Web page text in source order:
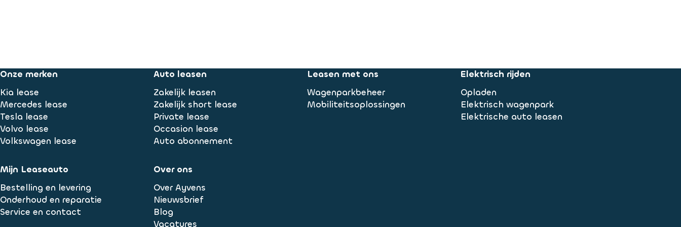
Onze merken
Kia lease
Mercedes lease
Tesla lease
Volvo lease
Volkswagen lease
Auto leasen
Zakelijk leasen
Zakelijk short lease
Private lease
Occasion lease
Auto abonnement
Leasen met ons
Wagenparkbeheer
Mobiliteitsoplossingen
Elektrisch rijden
Opladen
Elektrisch wagenpark
Elektrische auto leasen
Mijn Leaseauto
Bestelling en levering
Onderhoud en reparatie
Service en contact
Over ons
Over Ayvens
Nieuwsbrief
Blog
Vacatures